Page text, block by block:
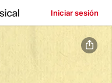
Iniciar sesión